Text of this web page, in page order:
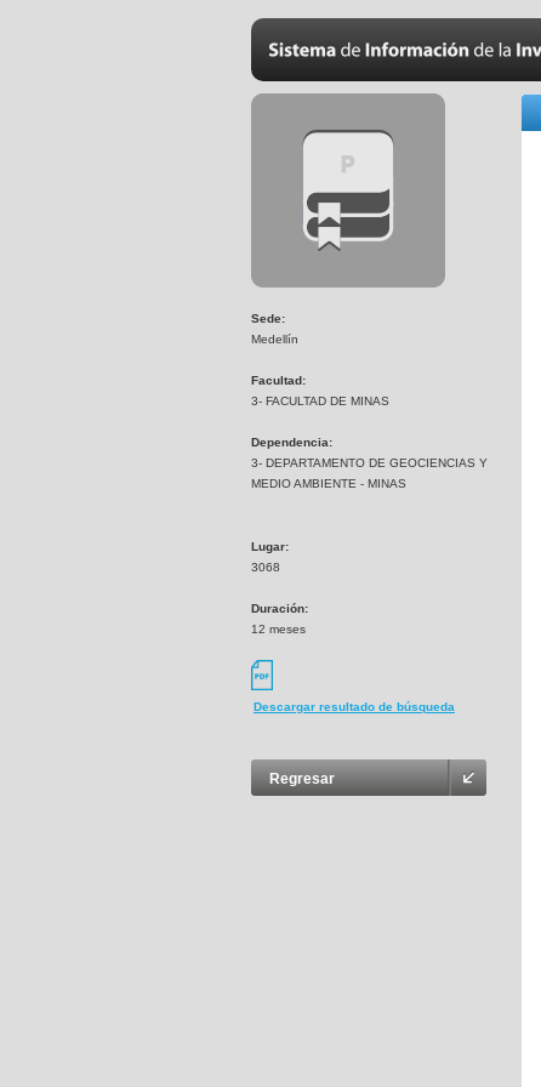
Sede:
Medellín
Facultad:
3- FACULTAD DE MINAS
Dependencia:
3- DEPARTAMENTO DE GEOCIENCIAS Y
MEDIO AMBIENTE - MINAS
Lugar:
3068
Duración:
12 meses
Descargar resultado de búsqueda
Regresar